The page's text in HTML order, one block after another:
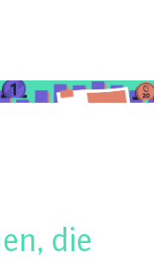
die